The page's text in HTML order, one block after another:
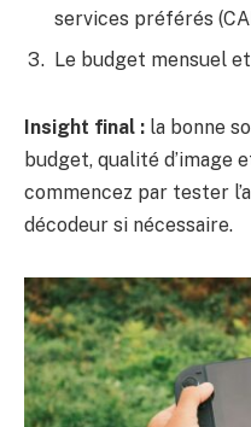
services préférés
Le budget mensuel
Insight final : la bonne
budget, qualité d’image
commencez par tester
décodeur si nécessaire.